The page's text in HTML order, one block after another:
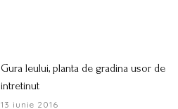
Gura leului, planta de gradina usor de
intretinut
13 iunie 2016